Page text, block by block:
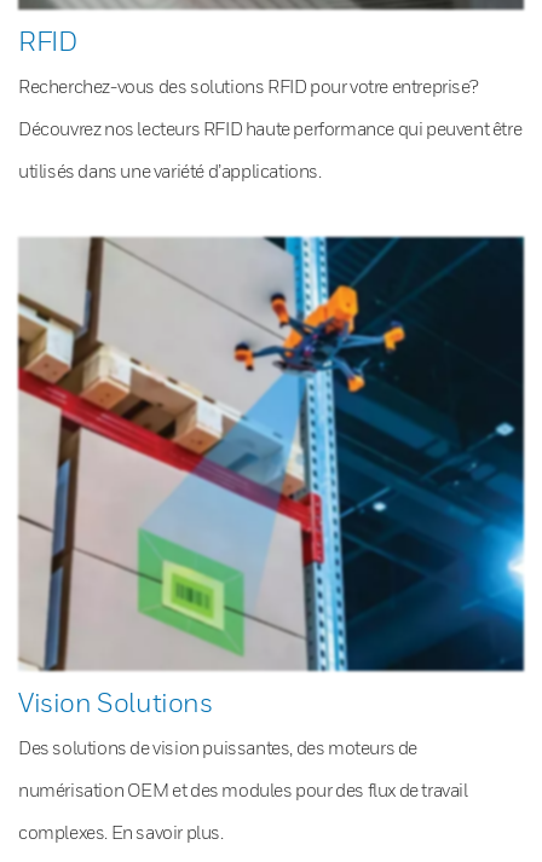
RFID
Recherchez-vous des solutions RFID pour votre entreprise?
Découvrez nos lecteurs RFID haute performance qui peuvent être
utilisés dans une variété d’applications.
Vision Solutions
Des solutions de vision puissantes, des moteurs de
numérisation OEM et des modules pour des flux de travail
complexes. En savoir plus.